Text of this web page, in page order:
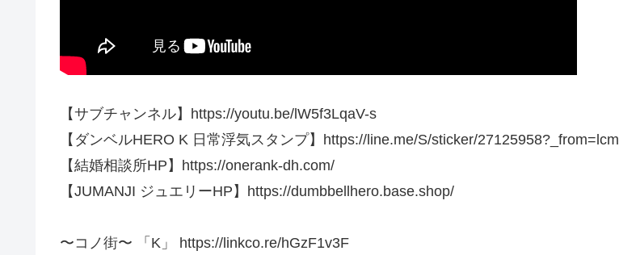
【サブチャンネル】https://youtu.be/lW5f3LqaV-s
【ダンベルHERO K 日常浮気スタンプ】https://line.me/S/sticker/27125958?_from=lcm
【結婚相談所HP】https://onerank-dh.com/
【JUMANJI ジュエリーHP】https://dumbbellhero.base.shop/
〜コノ街〜 「K」 https://linkco.re/hGzF1v3F